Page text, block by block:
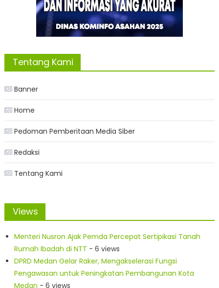
Tentang Kami
Banner
Home
Pedoman Pemberitaan Media Siber
Redaksi
Tentang Kami
Views
Menteri Nusron Ajak Pemda Percepat Sertipikasi Tanah
Rumah Ibadah di NTT - 6 views
DPRD Medan Gelar Raker, Mengakselerasi Fungsi
Pengawasan untuk Peningkatan Pembangunan Kota
Medan - 6 views